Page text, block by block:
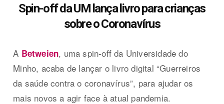
Spin-off da UM lança livro para crianças
sobre o Coronavírus
A Betweien, uma spin-off da Universidade do
Minho, acaba de lançar o livro digital “Guerreiros
da saúde contra o coronavírus”, para ajudar os
mais novos a agir face à atual pandemia.